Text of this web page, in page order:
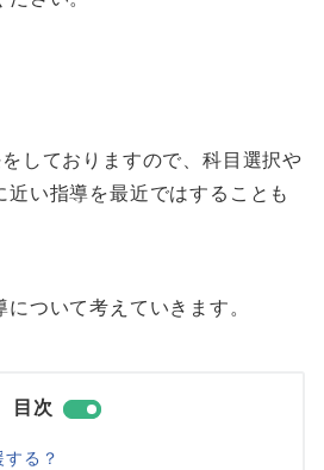
しておりますので、科目選択や
い指導を最近ではすることも
ついて考えていきます。
目次
る？